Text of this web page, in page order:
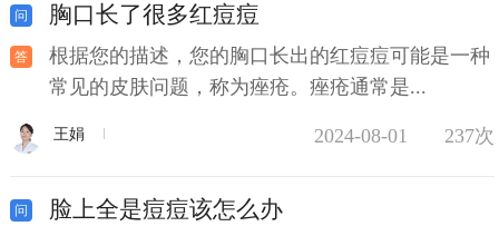
胸口长了很多红痘痘
根据您的描述，您的胸口长出的红痘痘可能是一种
常见的皮肤问题，称为痤疮。痤疮通常是...
王娟 2024-08-01 237次
脸上全是痘痘该怎么办